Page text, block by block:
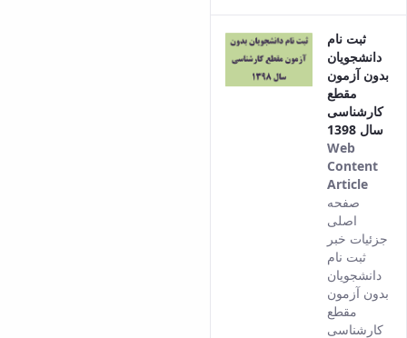
ثبت نام
دانشجویان
بدون آزمون
مقطع
کارشناسی
سال 1398
Web
Content
Article
from
the
of
صفحه
اصلی
جزئیات خبر
ثبت نام
دانشجویان
بدون آزمون
مقطع
کارشناسی